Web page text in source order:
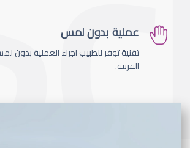
عملية بدون لمس
تقنية توفر للطبيب اجراء العملية بدون
القرنية.